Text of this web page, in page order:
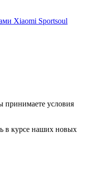
Xiaomi Sportsoul
принимаете условия
в курсе наших новых